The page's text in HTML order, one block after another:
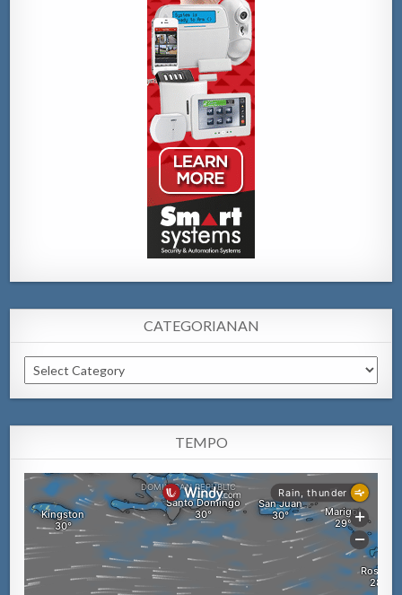
CATEGORIANAN
Categorianan
TEMPO